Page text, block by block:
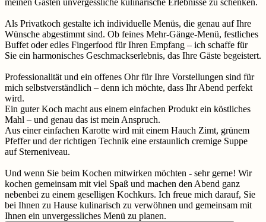
meinen Gästen unvergessliche kulinarische Erlebnisse zu schenken.
Als Privatkoch gestalte ich individuelle Menüs, die genau auf Ihre
Wünsche abgestimmt sind. Ob feines Mehr-Gänge-Menü, festliches
Buffet oder edles Fingerfood für Ihren Empfang – ich schaffe für
Sie ein harmonisches Geschmackserlebnis, das Ihre Gäste begeistert.
Professionalität und ein offenes Ohr für Ihre Vorstellungen sind für
mich selbstverständlich – denn ich möchte, dass Ihr Abend perfekt
wird.
Ein guter Koch macht aus einem einfachen Produkt ein köstliches
Mahl – und genau das ist mein Anspruch.
Aus einer einfachen Karotte wird mit einem Hauch Zimt, grünem
Pfeffer und der richtigen Technik eine erstaunlich cremige Suppe
auf Sterneniveau.
Und wenn Sie beim Kochen mitwirken möchten - sehr gerne! Wir
kochen gemeinsam mit viel Spaß und machen den Abend ganz
nebenbei zu einem geselligen Kochkurs. Ich freue mich darauf, Sie
bei Ihnen zu Hause kulinarisch zu verwöhnen und gemeinsam mit
Ihnen ein unvergessliches Menü zu planen.